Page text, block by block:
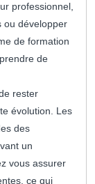
professionnel,
ou développer
de formation
de
rester
évolution. Les
des
un
vous assurer
ce qui